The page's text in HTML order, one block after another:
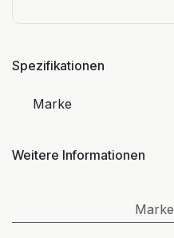
Spezifikationen
Marke
Weitere Informationen
Marke